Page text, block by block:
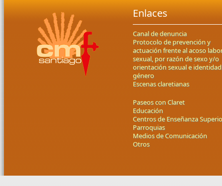
Enlaces
Canal de denuncia
Protocolo de prevención y
actuación frente al acoso
sexual, por razón de sexo y/o
orientación sexual e
género
Escenas claretianas
Paseos con Claret
Educación
Centros de Enseñanza
Parroquias
Medios de Comunicación
Otros